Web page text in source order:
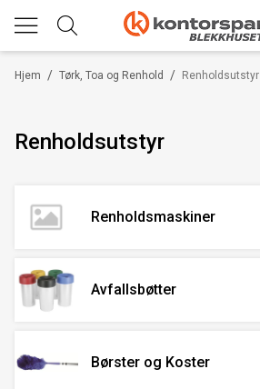
/
Hjem /
Tørk, Toa og Renhold Renholdsutstyr
Renholdsutstyr
Renholdsmaskiner
Avfallsbøtter
Børster og Koster